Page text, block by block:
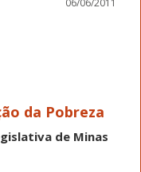
da Pobreza
de Minas